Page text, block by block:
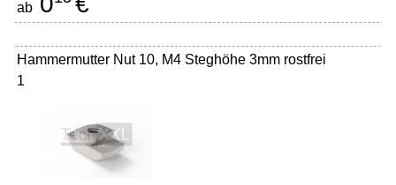
ab
Hammermutter Nut 10, M4 Steghöhe 3mm rostfrei
1